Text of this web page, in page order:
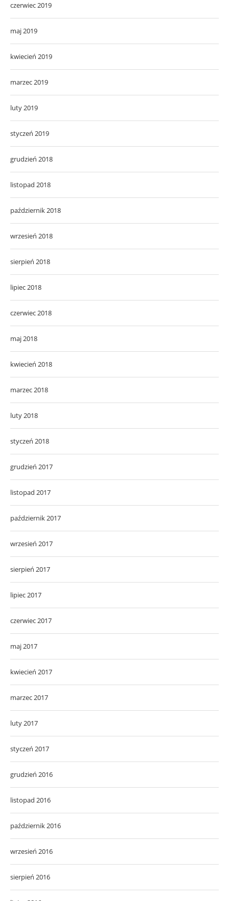
czerwiec 2019
maj 2019
kwiecień 2019
marzec 2019
luty 2019
styczeń 2019
grudzień 2018
listopad 2018
październik 2018
wrzesień 2018
sierpień 2018
lipiec 2018
czerwiec 2018
maj 2018
kwiecień 2018
marzec 2018
luty 2018
styczeń 2018
grudzień 2017
listopad 2017
październik 2017
wrzesień 2017
sierpień 2017
lipiec 2017
czerwiec 2017
maj 2017
kwiecień 2017
marzec 2017
luty 2017
styczeń 2017
grudzień 2016
listopad 2016
październik 2016
wrzesień 2016
sierpień 2016